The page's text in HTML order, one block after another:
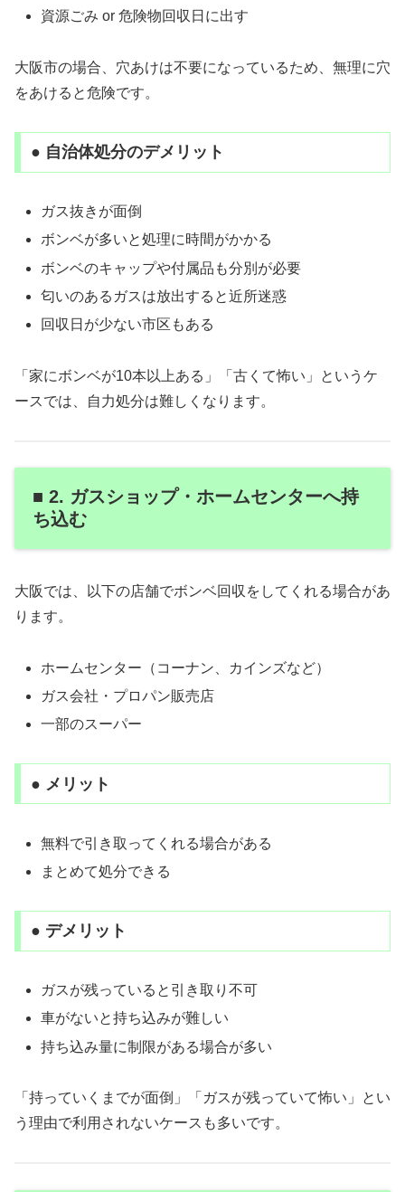
資源ごみ or 危険物回収日に出す
大阪市の場合、穴あけは不要になっているため、無理に穴
をあけると危険です。
● 自治体処分のデメリット
ガス抜きが面倒
ボンベが多いと処理に時間がかかる
ボンベのキャップや付属品も分別が必要
匂いのあるガスは放出すると近所迷惑
回収日が少ない市区もある
「家にボンベが10本以上ある」「古くて怖い」というケ
ースでは、自力処分は難しくなります。
■ 2. ガスショップ・ホームセンターへ持
ち込む
大阪では、以下の店舗でボンベ回収をしてくれる場合があ
ります。
ホームセンター（コーナン、カインズなど）
ガス会社・プロパン販売店
一部のスーパー
● メリット
無料で引き取ってくれる場合がある
まとめて処分できる
● デメリット
ガスが残っていると引き取り不可
車がないと持ち込みが難しい
持ち込み量に制限がある場合が多い
「持っていくまでが面倒」「ガスが残っていて怖い」とい
う理由で利用されないケースも多いです。